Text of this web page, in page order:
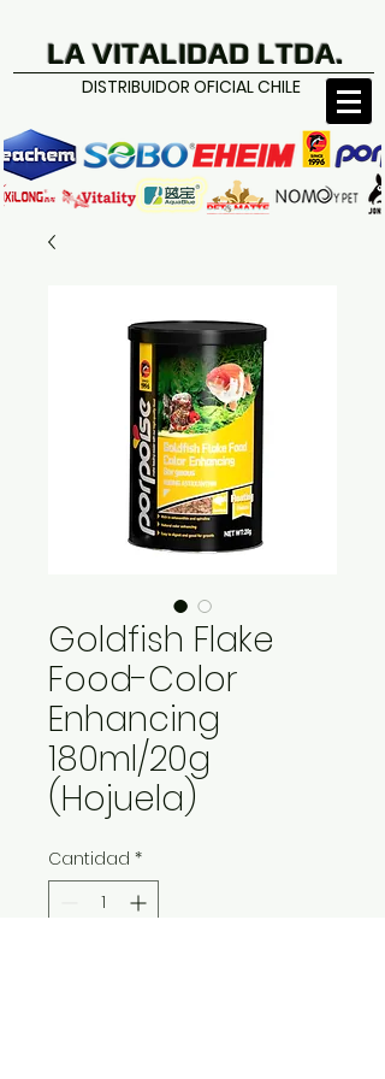
LA VITALIDAD LTDA.
DISTRIBUIDOR OFICIAL CHILE
Goldfish Flake
Food-Color
Enhancing
180ml/20g
(Hojuela)
Cantidad *